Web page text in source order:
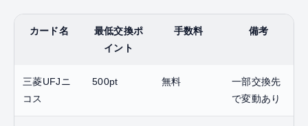
カード名
最低交換ポ
イント
手数料 備考
三菱UFJニ
コス
500pt 無料
一部交換先
で変動あり